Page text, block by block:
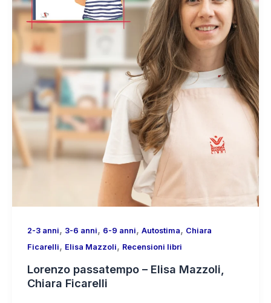
2-3 anni, 3-6 anni, 6-9 anni, Autostima, Chiara
Ficarelli, Elisa Mazzoli, Recensioni libri
Lorenzo passatempo – Elisa Mazzoli,
Chiara Ficarelli